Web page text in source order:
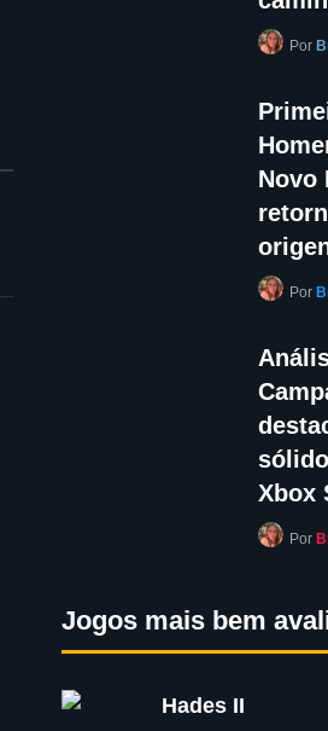
Por
Novo
Por
Xbox
Por
Jogos mais bem
Hades II